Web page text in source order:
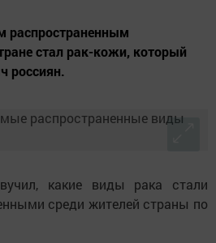
распространенным
стал рак-кожи, который
россиян.
какие виды рака стали
среди жителей страны по